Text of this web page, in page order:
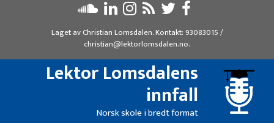
Laget avChristian Lomsdalen. Kontakt: 93083015/
christian@lektorlomsdalen.no.
Lektor Lomsdalens
innfall
Norsk skole i bredt format